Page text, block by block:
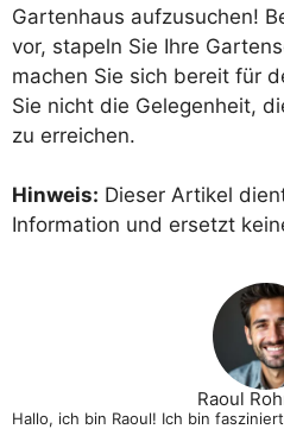
Gartenhaus aufzusuchen!
vor, stapeln Sie Ihre
machen Sie sich bereit für
Sie nicht die Gelegenheit,
zu erreichen.
Hinweis: Dieser Artikel
Information und ersetzt
Raoul
Hallo, ich bin Raoul! Ich bin